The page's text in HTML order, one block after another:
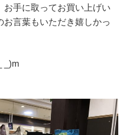
お手に取ってお買い上げい
言葉もいただき嬉しかっ
_)m